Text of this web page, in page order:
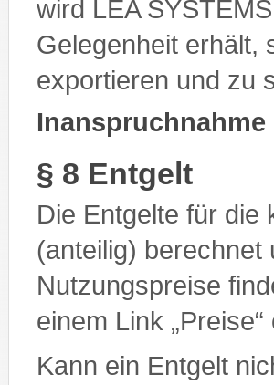
wird LEA
Gelegenheit erhält,
exportieren und zu
§ 8 Entgelt
Die Entgelte für die
(anteilig) berechnet
Nutzungspreise
einem Link
Kann ein Entgelt